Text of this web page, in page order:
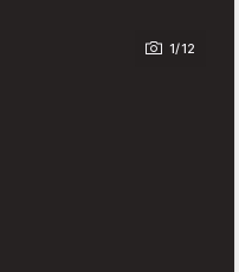
1/12